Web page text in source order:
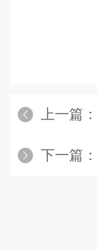
上一篇：
下一篇：